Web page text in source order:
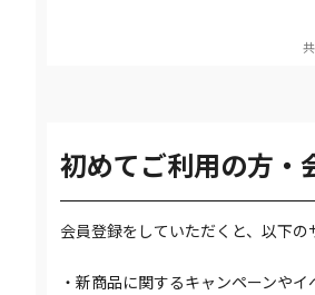
初めてご利用の方・
会員登録をしていただくと、以下の
・新商品に関するキャンペーンや